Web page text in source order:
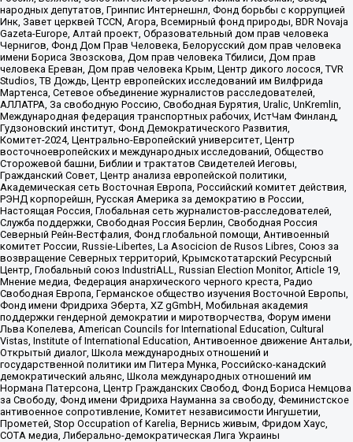
народных депутатов, Гринпис Интернешнл, Фонд борьбы с коррупцией
Инк, Завет церквей TCCN, Агора, Всемирный фонд природы, BDR Novaja
Gazeta-Europe, Алтай проект, Образовательный дом прав человека
Чернигов, Фонд Дом Прав Человека, Белорусский дом прав человека
имени Бориса Звозскова, Дом прав человека Тбилиси, Дом прав
человека Ереван, Дом прав человека Крым, Центр дикого лосося, TVR
Studios, ТВ Дождь, Центр европейских исследований им Вилфрида
Мартенса, Сетевое объединение журналистов расследователей,
АЛЛАТРА, За свободную Россию, Свободная Бурятия, Uralic, UnKremlin,
Международная федерация транспортных рабочих, ИстЧам Финланд,
Гудзоновский институт, Фонд Демократического Развития,
Комитет-2024, Центрально-Европейский университет, Центр
восточноевропейских и международных исследований, Общество
Сторожевой башни, Библии и трактатов Свидетелей Иеговы,
Гражданский Совет, Центр анализа европейской политики,
Академическая сеть Восточная Европа, Российский комитет действия,
РЭНД корпорейшн, Русская Америка за демократию в России,
Настоящая Россия, Глобальная сеть журналистов-расследователей,
Служба поддержки, Свободная Россия Берлин, Свободная Россия
Северный Рейн-Вестфалия, Фонд глобальной помощи, Антивоенный
комитет России, Russie-Libertes, La Asocicion de Rusos Libres, Союз за
возвращение Северных территорий, Крымскотатарский Ресурсный
Центр, Глобальный союз IndustriALL, Russian Election Monitor, Article 19,
Мнение медиа, Федерация анархического черного креста, Радио
Свободная Европа, Германское общество изучения Восточной Европы,
Фонд имени Фридриха Эберта, XZ gGmbH, Мобильная академия
поддержки гендерной демократии и миротворчества, Форум имени
Льва Копелева, American Councils for International Education, Cultural
Vistas, Institute of International Education, Антивоенное движение Антальи,
Открытый диалог, Школа международных отношений и
государственной политики им Питера Мунка, Российско-канадский
демократический альянс, Школа международных отношений им
Нормана Патерсона, Центр Гражданских Свобод, Фонд Бориса Немцова
за Свободу, Фонд имени Фридриха Науманна за свободу, Феминистское
антивоенное сопротивление, Комитет независимости Ингушетии,
Прометей, Stop Occupation of Karelia, Вернись живым, Фридом Хаус,
СОТА медиа, Либерально-демократическая Лига Украины